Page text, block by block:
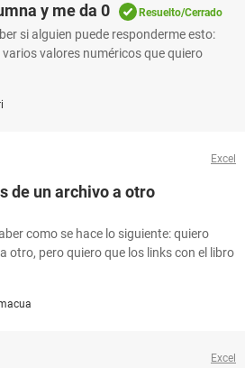
y me da 0 Resuelto/Cerrado
si alguien puede responderme esto:
varios valores numéricos que quiero
Excel
de un archivo a otro
como se hace lo siguiente: quiero
otro, pero quiero que los links con el libro
Excel